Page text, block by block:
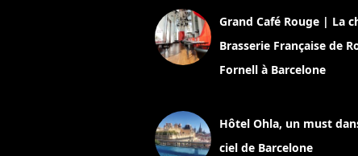
Grand Café Rouge | La
Brasserie Française de
Fornell à Barcelone
Hôtel Ohla, un must
ciel de Barcelone